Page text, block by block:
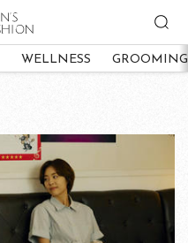
WELLNESS GROOMING